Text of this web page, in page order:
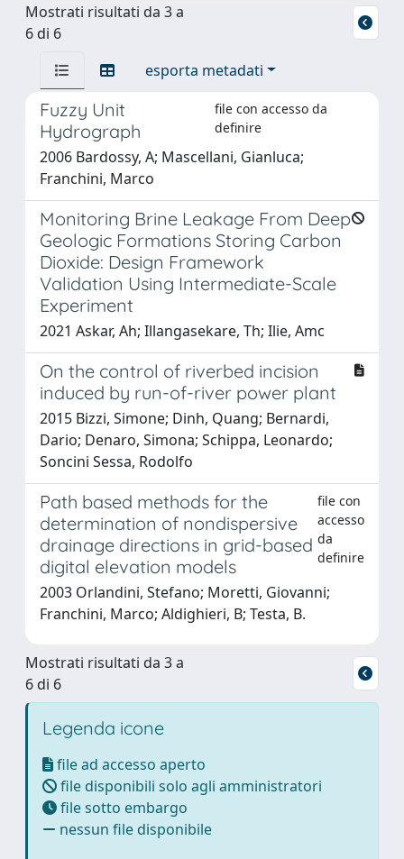
Mostrati risultati da 3 a
6 di 6
esporta metadati
Fuzzy Unit
Hydrograph
file con accesso da
definire
2006 Bardossy, A; Mascellani, Gianluca;
Franchini, Marco
Monitoring Brine Leakage From Deep
Geologic Formations Storing Carbon
Dioxide: Design Framework
Validation Using Intermediate-Scale
Experiment
2021 Askar, Ah; Illangasekare, Th; Ilie, Amc
On the control of riverbed incision
induced by run-of-river power plant
2015 Bizzi, Simone; Dinh, Quang; Bernardi,
Dario; Denaro, Simona; Schippa, Leonardo;
Soncini Sessa, Rodolfo
Path based methods for the
determination of nondispersive
drainage directions in grid-based
digital elevation models
file con
accesso
da
definire
2003 Orlandini, Stefano; Moretti, Giovanni;
Franchini, Marco; Aldighieri, B; Testa, B.
Mostrati risultati da 3 a
6 di 6
Legenda icone
file ad accesso aperto
file disponibili solo agli amministratori
file sotto embargo
nessun file disponibile